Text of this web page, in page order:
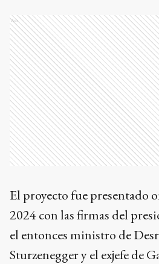
Ads
El proyecto fue presentado
2024 con las firmas del
el entonces ministro de
Sturzenegger y el exjefe de